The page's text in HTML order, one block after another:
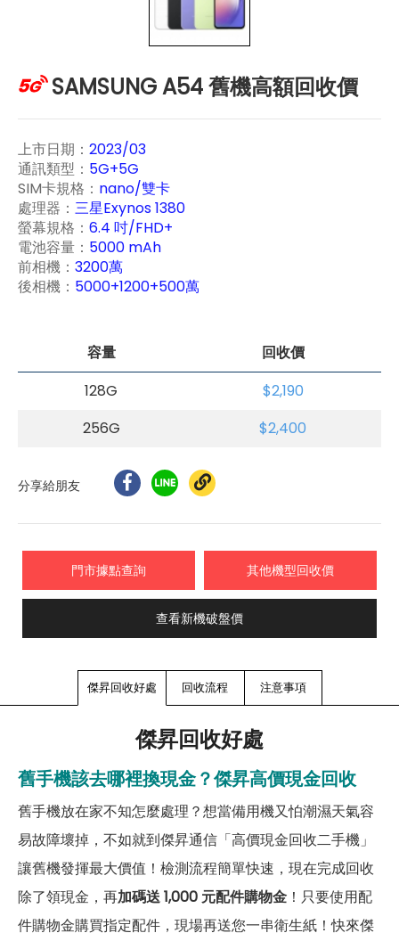
SAMSUNG A54 舊機高額回收價
上市日期： 2023/03
通訊類型： 5G+5G
SIM卡規格： nano/雙卡
處理器： 三星Exynos 1380
螢幕規格： 6.4 吋/FHD+
電池容量： 5000 mAh
前相機： 3200萬
後相機： 5000+1200+500萬
容量
回收價
128G
$2,190
256G
$2,400
分享給朋友
門市據點查詢 其他機型回收價
查看新機破盤價
傑昇回收好處 回收流程 注意事項
傑昇回收好處
舊手機該去哪裡換現金？傑昇高價現金回收
舊手機放在家不知怎麼處理？想當備用機又怕潮濕天氣容
易故障壞掉，不如就到傑昇通信「高價現金回收二手機」
讓舊機發揮最大價值！檢測流程簡單快速，現在完成回收
除了領現金，再加碼送 1,000 元配件購物金 ！只要使用配
件購物金購買指定配件，現場再送您一串衛生紙！快來傑